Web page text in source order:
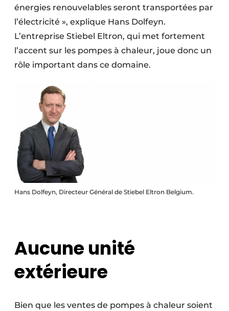
Façades
Géotextiles
Infrastructures souterraines et égouttage
Protection solaire
Rénovation
Sécurité incendie
Software
Techniques ferroviaires
énergies renouvelables seront transportées par
l’électricité », explique Hans Dolfeyn.
L’entreprise Stiebel Eltron, qui met fortement
l’accent sur les pompes à chaleur, joue donc un
rôle important dans ce domaine.
Hans Dolfeyn, Directeur Général de Stiebel Eltron Belgium.
Aucune unité
extérieure
Bien que les ventes de pompes à chaleur soient